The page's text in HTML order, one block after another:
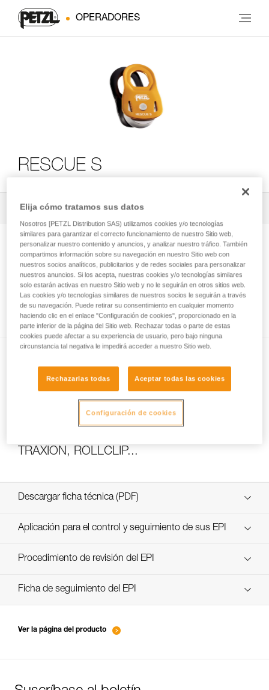
OPERADORES
RESCUE S
Todos los contenidos técnicos
Cómo calcular la relación del polipasto
Ensayos de eficacia y rendimiento de
TRAXION, ROLLCLIP...
Descargar ficha técnica (PDF)
Technical Notice
Aplicación para el control y seguimiento de sus EPI
descubra ePPEcentre
Procedimiento de revisión del EPI
verif-EPI-poulies-procedure-ES
Ficha de seguimiento del EPI
Ver la página del producto
Elija cómo tratamos sus datos
Nosotros [PETZL Distribution SAS) utilizamos cookies y/o tecnologías
similares para garantizar el correcto funcionamiento de nuestro Sitio web,
personalizar nuestro contenido y anuncios, y analizar nuestro tráfico. También
compartimos información sobre su navegación en nuestro Sitio web con
nuestros socios analíticos, publicitarios y de redes sociales para personalizar
nuestros anuncios. Si los acepta, nuestras cookies y/o tecnologías similares
solo estarán activas en nuestro Sitio web y no le seguirán en otros sitios web.
Las cookies y/o tecnologías similares de nuestros socios le seguirán a través
de su navegación. Puede retirar su consentimiento en cualquier momento
haciendo clic en el enlace "Configuración de cookies", proporcionado en la
parte inferior de la página del Sitio web. Rechazar todas o parte de estas
cookies puede afectar a su experiencia de usuario, pero bajo ninguna
circunstancia tal negativa le impedirá acceder a nuestro Sitio web.
Rechazarlas todas Aceptar todas las cookies
Configuración de cookies